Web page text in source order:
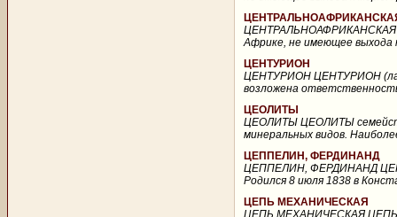
ЦЕНТРАЛЬНОАФРИКАНСКАЯ
Африке, не имеющее выхода
ЦЕНТУРИОН
ЦЕНТУРИОН ЦЕНТУРИОН
возложена
ЦЕОЛИТЫ
ЦЕОЛИТЫ ЦЕОЛИТЫ
минеральных видов.
ЦЕППЕЛИН, ФЕРДИНАНД
ЦЕППЕЛИН, ФЕРДИНАНД
Родился 8 июля 1838 в
ЦЕПЬ МЕХАНИЧЕСКАЯ
ЦЕПЬ МЕХАНИЧЕСКАЯ ЦЕПЬ